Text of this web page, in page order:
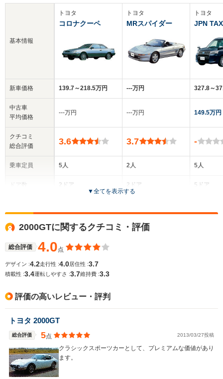
基本情報
新車価格
中古車
平均価格
クチコミ
総合評価
乗車定員
ドア数
サイズ
WLTCモード
トヨタ
コロナクーペ
139.7～218.5万円
‐‐‐万円
3.6
5人
2ドア
全高
1.69m
4.42m
トヨタ
MRスパイダー
‐‐‐万円
‐‐‐万円
3.7
2人
2ドア
全高
トヨタ
JPN
327.8～
149.5万円
-
5人
5ドア
全
16.5～
▼全てを表示する
2000GTに関するクチコミ・評価
総合評価 4.0点
デザイン :4.2走行性 :4.0居住性 :3.7
積載性 :3.4運転しやすさ :3.7維持費 :3.3
評価の高いレビュー・評判
トヨタ 2000GT
総合評価 5点 2013/03/27投稿
クラシックスポーツカーとして、プレミアムな価値があり
ます。